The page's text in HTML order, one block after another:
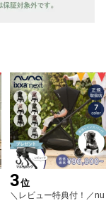
3位
＼レビュー特典付！／nu